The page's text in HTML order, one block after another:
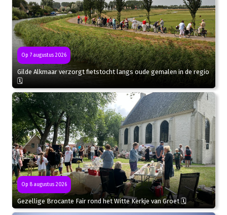
Op 7 augustus 2026
Gilde Alkmaar verzorgt fietstocht langs oude gemalen in de regio
🗓
Op 8 augustus 2026
Gezellige Brocante Fair rond het Witte Kerkje van Groet 🗓